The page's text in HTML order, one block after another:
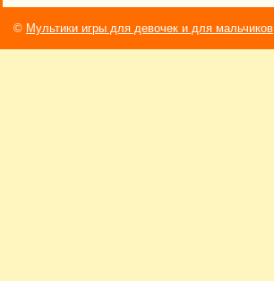
© Мультики игры для девочек и для мальчиков